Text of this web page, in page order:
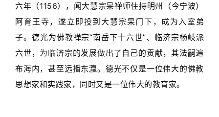
六年（1156），闻大慧宗杲禅师住持明州（今宁波）
阿育王寺，遂立即投到大慧宗杲门下，成为入室弟
子。德光为佛教禅宗“南岳下十六世”、临济宗杨岐派
六世，为临济宗的发展做出了自己的贡献，其法嗣遍
布海内，甚至远播东瀛。德光不仅是一位伟大的佛教
思想家和实践家，同时又是一位伟大的教育家。